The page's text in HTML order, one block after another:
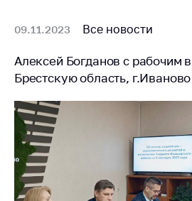
09.11.2023 Все новости
Алексей Богданов с рабочим
Брестскую область, г.Иваново